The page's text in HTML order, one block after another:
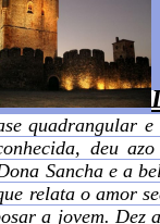
quadrangular
deu
Sancha e a
relata o amor
a jovem. Dez